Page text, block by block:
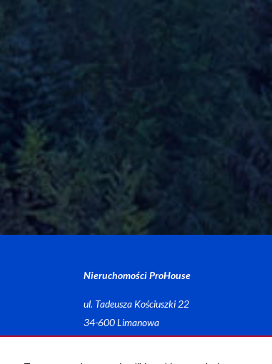
Nieruchomości ProHouse
ul. Tadeusza Kościuszki 22
34-600 Limanowa